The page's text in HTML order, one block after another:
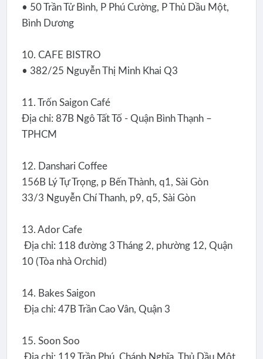
• 50 Trần Tử Bình, P Phú Cường, P Thủ Dầu Một,
Bình Dương
10. CAFE BISTRO
• 382/25 Nguyễn Thị Minh Khai Q3
11. Trốn Saigon Café
Địa chỉ: 87B Ngô Tất Tố - Quận Bình Thạnh –
TPHCM
12. Danshari Coffee
156B Lý Tự Trọng, p Bến Thành, q1, Sài Gòn
33/3 Nguyễn Chí Thanh, p9, q5, Sài Gòn
13. Ador Cafe
Địa chỉ: 118 đường 3 Tháng 2, phường 12, Quận
10 (Tòa nhà Orchid)
14. Bakes Saigon
Địa chỉ: 47B Trần Cao Vân, Quận 3
15. Soon Soo
Địa chỉ: 119 Trần Phú, Chánh Nghĩa, Thủ Dầu Một,